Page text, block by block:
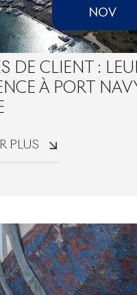
NOV
DE CLIENT :
À PORT
PLUS